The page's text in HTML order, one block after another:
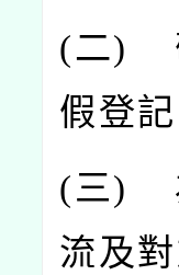
(二)
假登
(三)
流及